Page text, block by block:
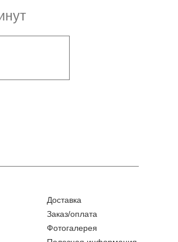
Доставка
Заказ/оплата
Фотогалерея